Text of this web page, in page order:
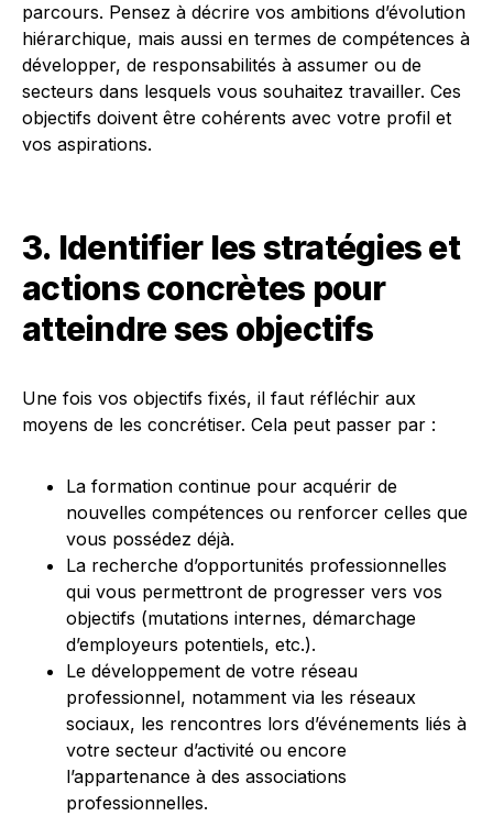
parcours. Pensez à décrire vos ambitions d’évolution
hiérarchique, mais aussi en termes de compétences à
développer, de responsabilités à assumer ou de
secteurs dans lesquels vous souhaitez travailler. Ces
objectifs doivent être cohérents avec votre profil et
vos aspirations.
3. Identifier les stratégies et
actions concrètes pour
atteindre ses objectifs
Une fois vos objectifs fixés, il faut réfléchir aux
moyens de les concrétiser. Cela peut passer par :
La formation continue pour acquérir de
nouvelles compétences ou renforcer celles que
vous possédez déjà.
La recherche d’opportunités professionnelles
qui vous permettront de progresser vers vos
objectifs (mutations internes, démarchage
d’employeurs potentiels, etc.).
Le développement de votre réseau
professionnel, notamment via les réseaux
sociaux, les rencontres lors d’événements liés à
votre secteur d’activité ou encore
l’appartenance à des associations
professionnelles.